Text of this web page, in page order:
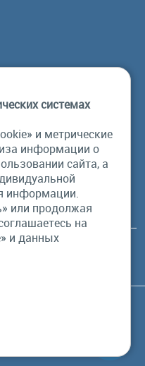
32, корп 1
защищены.
сайт и его содержимое
и ни при каких условиях
не являются публичной
Гражданского кодекса РФ, и
системах
и метрические
информации о
сайта, а
информации.
или продолжая
на
и данных